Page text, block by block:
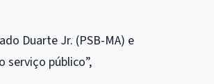
Duarte Jr. (PSB-MA) e
serviço público”,